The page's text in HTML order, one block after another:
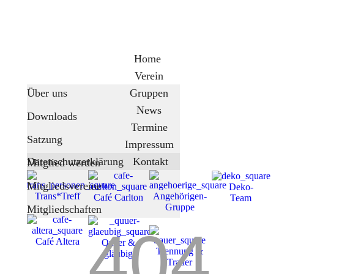
Home
Verein
Über uns
Downloads
Satzung
Mitglied werden
Mitgliedsvereine
Mitgliedschaften
Gruppen
Trans*Treff
Café Altera
Café Carlton
Queer &
gläubig
Angehörigen-
Gruppe
Trennung &
Trauer
Deko-
Team
News
Termine
Impressum
Datenschutzerklärung
Kontakt